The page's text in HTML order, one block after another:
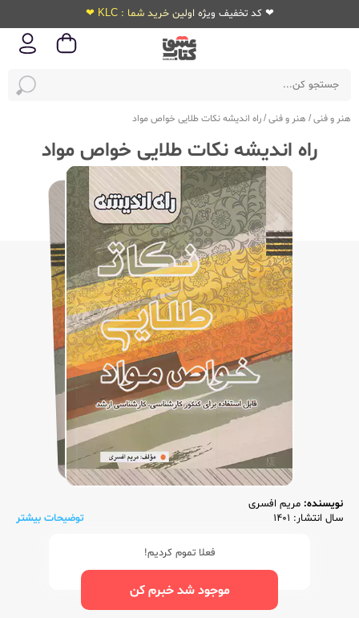
❤ کد تخفیف ویژه اولین خرید شما : KLC ❤
هنر و فنی/ هنر و فنی/راه اندیشه نکات طلایی خواص مواد
راه اندیشه نکات طلایی خواص مواد
نویسنده: مریم افسری
سال انتشار: 1401
توضیحات بیشتر
فعلا تموم کردیم!
موجود شد خبرم کن